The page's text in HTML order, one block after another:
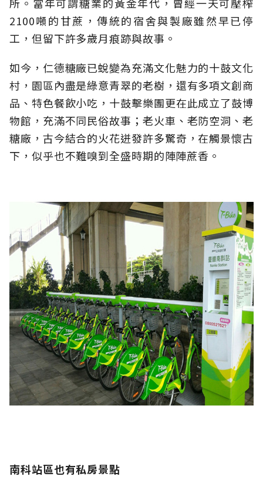
2100噸的甘蔗，傳統的宿舍與製廠雖然早已停
工，但留下許多歲月痕跡與故事。
如今，仁德糖廠已蛻變為充滿文化魅力的十鼓文化
村，園區內盡是綠意青翠的老樹，還有多項文創商
品、特色餐飲小吃，十鼓擊樂團更在此成立了鼓博
物館，充滿不同民俗故事；老火車、老防空洞、老
糖廠，古今結合的火花迸發許多驚奇，在觸景懷古
下，似乎也不難嗅到全盛時期的陣陣蔗香。
南科站區也有私房景點